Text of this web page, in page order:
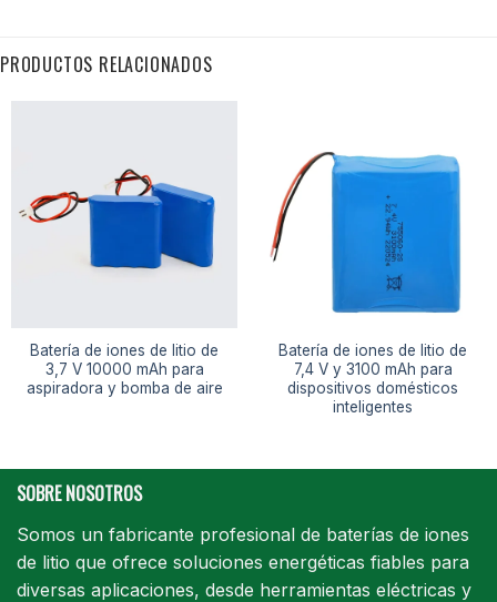
PRODUCTOS RELACIONADOS
Batería de iones de litio de
3,7 V 10000 mAh para
aspiradora y bomba de aire
Batería de iones de litio de
7,4 V y 3100 mAh para
dispositivos domésticos
inteligentes
SOBRE NOSOTROS
Somos un fabricante profesional de baterías de iones
de litio que ofrece soluciones energéticas fiables para
diversas aplicaciones, desde herramientas eléctricas y